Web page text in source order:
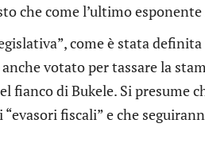
che come l’ultimo
come è stata
votato per tassare la
fianco di Bukele. Si
fiscali” e che